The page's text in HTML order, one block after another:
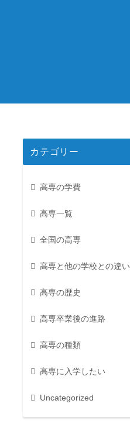
カテゴリー
高専の学費
高専一覧
全国の高専
高専と他の学校との違い
高専の歴史
高専卒業後の進路
高専の種類
高専に入学したい
Uncategorized